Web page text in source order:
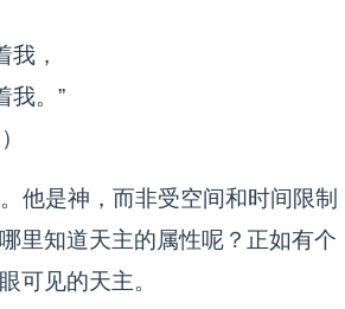
我，
我。”
他是神，而非受空间和时间限制
里知道天主的属性呢？正如有个
可见的天主。